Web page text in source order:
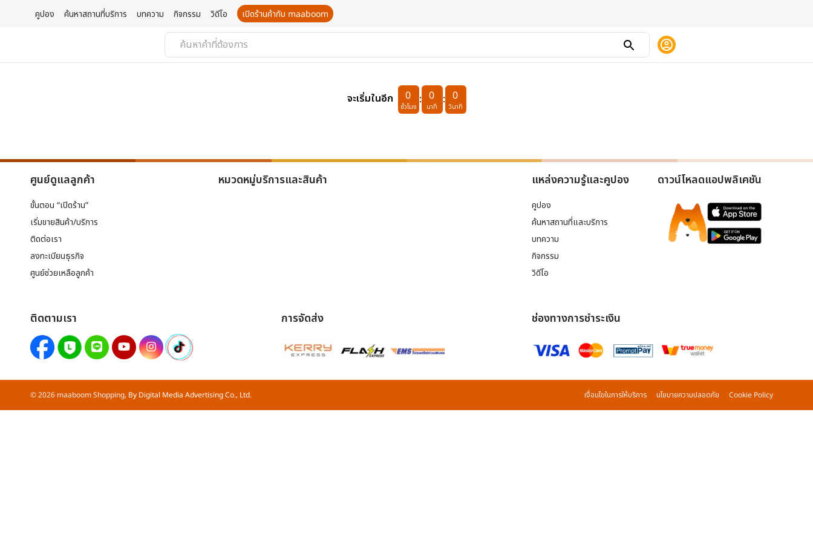
คูปอง ค้นหาสถานที่บริการ บทความ กิจกรรม วิดีโอ เปิดร้านค้ากับ maaboom
จะเริ่มในอีก 0
ชั่วโมง
: 0
นาที
: 0
วินาที
ศูนย์ดูแลลูกค้า
ขั้นตอน “เปิดร้าน”
เริ่มขายสินค้า/บริการ
ติดต่อเรา
ลงทะเบียนธุรกิจ
ศูนย์ช่วยเหลือลูกค้า
หมวดหมู่บริการและสินค้า แหล่งความรู้และคูปอง
คูปอง
ค้นหาสถานที่และบริการ
บทความ
กิจกรรม
วิดีโอ
ดาวน์โหลดแอปพลิเคชัน
ติดตามเรา การจัดส่ง ช่องทางการชำระเงิน
©2026 maaboom Shopping, By Digital Media Advertising Co., Ltd. เงื่อนไขในการให้บริการ นโยบายความปลอดภัย Cookie Policy